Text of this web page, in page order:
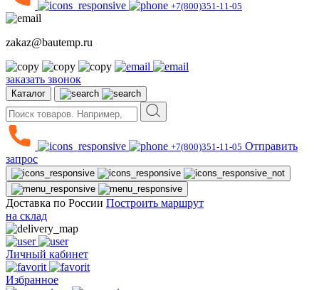
+7(800)351-11-05
zakaz@bautemp.ru
заказать звонок
Каталог
+7(800)351-11-05 Отправить
запрос
Доставка по России Построить маршрут
на склад
Личный кабинет
Избранное